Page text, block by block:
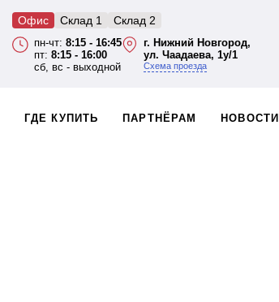
Офис Склад 1 Склад 2
пн-чт: 8:15 - 16:45
пт: 8:15 - 16:00
сб, вс - выходной
г. Нижний Новгород,
ул. Чаадаева, 1у/1
Схема проезда
ГДЕ КУПИТЬ ПАРТНЁРАМ НОВОСТИ